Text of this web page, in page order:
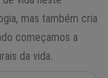
mas também cria
começamos a
da vida.